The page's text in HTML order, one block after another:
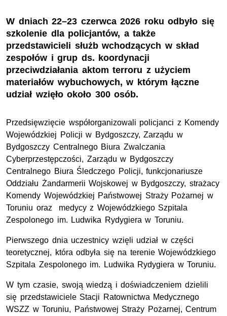
W dniach 22–23 czerwca 2026 roku odbyło się
szkolenie dla policjantów, a także
przedstawicieli służb wchodzących w skład
zespołów i grup ds. koordynacji
przeciwdziałania aktom terroru z użyciem
materiałów wybuchowych, w którym łączne
udział wzięło około 300 osób.
Przedsięwzięcie współorganizowali policjanci z Komendy
Wojewódzkiej Policji w Bydgoszczy, Zarządu w
Bydgoszczy Centralnego Biura Zwalczania
Cyberprzestępczości, Zarządu w Bydgoszczy
Centralnego Biura Śledczego Policji, funkcjonariusze
Oddziału Żandarmerii Wojskowej w Bydgoszczy, strażacy
Komendy Wojewódzkiej Państwowej Straży Pożarnej w
Toruniu oraz medycy z Wojewódzkiego Szpitala
Zespolonego im. Ludwika Rydygiera w Toruniu.
Pierwszego dnia uczestnicy wzięli udział w części
teoretycznej, która odbyła się na terenie Wojewódzkiego
Szpitala Zespolonego im. Ludwika Rydygiera w Toruniu.
W tym czasie, swoją wiedzą i doświadczeniem dzielili
się przedstawiciele Stacji Ratownictwa Medycznego
WSZZ w Toruniu, Państwowej Straży Pożarnej, Centrum